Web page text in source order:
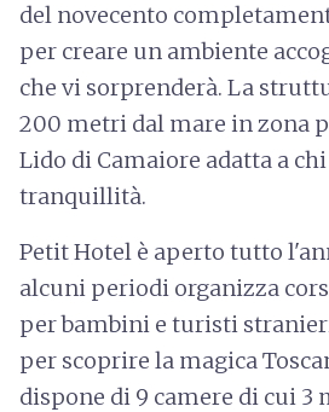
del novecento
per creare un ambiente
che vi sorprenderà. La
200 metri dal mare in zona
Lido di Camaiore adatta a chi
tranquillità.
Petit Hotel è aperto tutto
alcuni periodi organizza
per bambini e turisti
per scoprire la magica
dispone di 9 camere di cui